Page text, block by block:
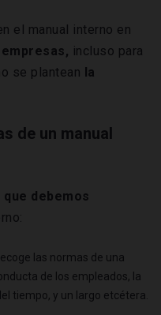
el manual interno en
incluso para
se plantean la
de un manual
debemos
las normas de una
de los empleados, la
tiempo, y un largo etcétera.